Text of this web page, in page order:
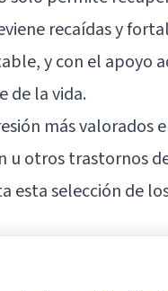
recaídas y
y con el apoyo
de la vida.
más valorados
otros trastornos
esta selección de